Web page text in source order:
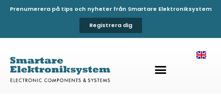
Prenumerera på tips och nyheter från Smartare Elektroniksystem
Registrera dig